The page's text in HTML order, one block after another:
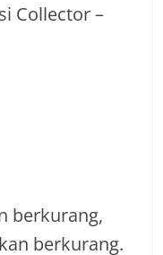
Collector –
berkurang,
berkurang.